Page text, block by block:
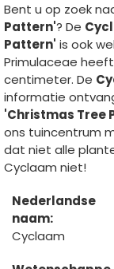
Bent u op zoek
Pattern'? De
Pattern' is ook
Primulaceae
centimeter. De
informatie
'Christmas Tree
ons tuincentrum
dat niet alle
Cyclaam niet!
Nederlandse
naam:
Cyclaam